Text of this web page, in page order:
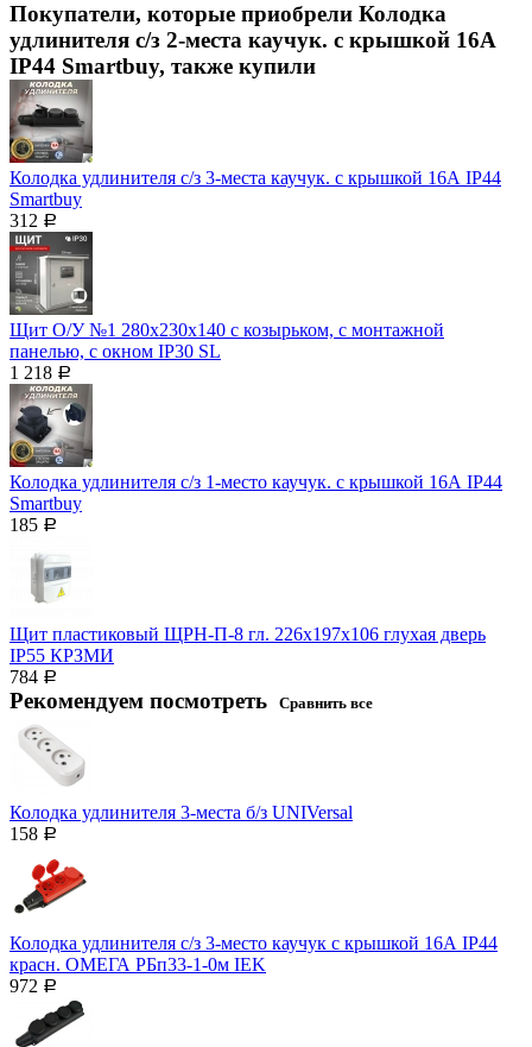
Покупатели, которые приобрели Колодка
удлинителя с/з 2-места каучук. с крышкой 16А
IP44 Smartbuy, также купили
Колодка удлинителя с/з 3-места каучук. с крышкой 16А IP44
Smartbuy
312 Р
Щит О/У №1 280х230х140 с козырьком, с монтажной
панелью, с окном IP30 SL
1 218 Р
Колодка удлинителя с/з 1-место каучук. с крышкой 16А IP44
Smartbuy
185 Р
Щит пластиковый ЩРН-П-8 гл. 226х197х106 глухая дверь
IP55 КРЗМИ
784 Р
Рекомендуем посмотреть Сравнить все
Колодка удлинителя 3-места б/з UNIVersal
158 Р
Колодка удлинителя с/з 3-место каучук с крышкой 16А IP44
красн. ОМЕГА РБп33-1-0м IEK
972 Р